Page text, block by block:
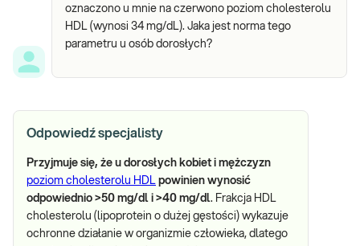
oznaczono u mnie na czerwono poziom cholesterolu
HDL (wynosi 34 mg/dL). Jaka jest norma tego
parametru u osób dorosłych?
Odpowiedź specjalisty
Przyjmuje się, że u dorosłych kobiet i mężczyzn
poziom cholesterolu HDL powinien wynosić
odpowiednio >50 mg/dl i >40 mg/dl. Frakcja HDL
cholesterolu (lipoprotein o dużej gęstości) wykazuje
ochronne działanie w organizmie człowieka, dlatego